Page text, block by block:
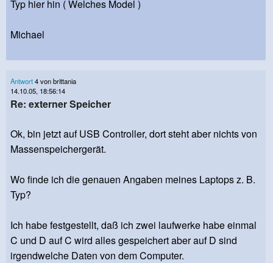
Typ hier hin ( Welches Model )
Michael
Antwort4 von brittania
14.10.05, 18:56:14
Re: externer Speicher
Ok, bin jetzt auf USB Controller, dort steht aber nichts von
Massenspeichergerät.
Wo finde ich die genauen Angaben meines Laptops z. B.
Typ?
Ich habe festgestellt, daß ich zwei laufwerke habe einmal
C und D auf C wird alles gespeichert aber auf D sind
irgendwelche Daten von dem Computer.